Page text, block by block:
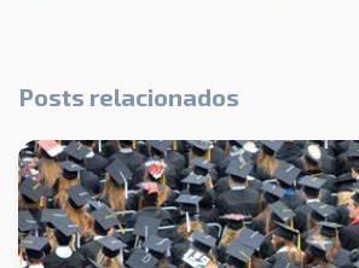
Posts relacionados